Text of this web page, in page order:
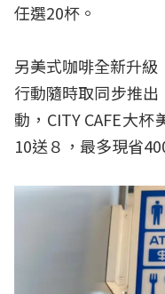
任選20杯。
另美式咖啡全新升
行動隨時取同步推
動，CITY CAFE大
10送８，最多現省